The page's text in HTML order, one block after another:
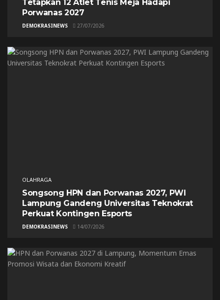
Tetapkan 12 Atlet Tenis Meja Hadapi
Porwanas 2027
DEMOKRASINEWS 27/07/2026
OLAHRAGA
Songsong HPN dan Porwanas 2027, PWI
Lampung Gandeng Universitas Teknokrat
Perkuat Kontingen Esports
DEMOKRASINEWS 14/07/2026